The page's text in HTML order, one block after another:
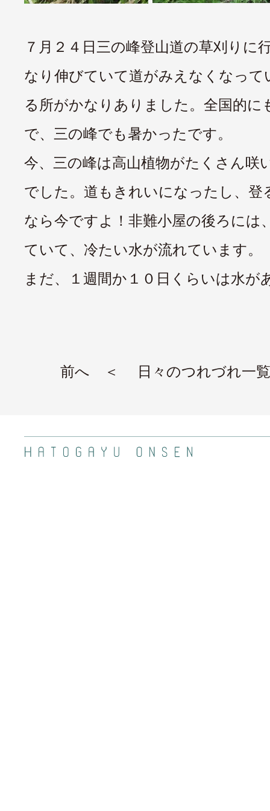
７月２４日三の峰登山道の草刈りに
なり伸びていて道がみえなくなって
る所がかなりありました。全国的
で、三の峰でも暑かったです。
今、三の峰は高山植物がたくさん咲
でした。道もきれいになったし、登
なら今ですよ！非難小屋の後ろには
ていて、冷たい水が流れています。
まだ、１週間か１０日くらいは水が
前へ ＜ 日々のつれづれ一